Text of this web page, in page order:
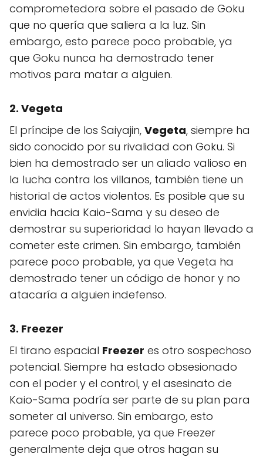
comprometedora sobre el pasado de Goku
que no quería que saliera a la luz. Sin
embargo, esto parece poco probable, ya
que Goku nunca ha demostrado tener
motivos para matar a alguien.
2. Vegeta
El príncipe de los Saiyajin, Vegeta, siempre ha
sido conocido por su rivalidad con Goku. Si
bien ha demostrado ser un aliado valioso en
la lucha contra los villanos, también tiene un
historial de actos violentos. Es posible que su
envidia hacia Kaio-Sama y su deseo de
demostrar su superioridad lo hayan llevado a
cometer este crimen. Sin embargo, también
parece poco probable, ya que Vegeta ha
demostrado tener un código de honor y no
atacaría a alguien indefenso.
3. Freezer
El tirano espacial Freezer es otro sospechoso
potencial. Siempre ha estado obsesionado
con el poder y el control, y el asesinato de
Kaio-Sama podría ser parte de su plan para
someter al universo. Sin embargo, esto
parece poco probable, ya que Freezer
generalmente deja que otros hagan su